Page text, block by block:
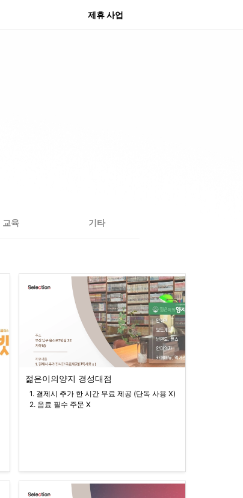
제휴 사업
교육 기타
젊은이의양지 경성대점
  2. 음료 필수 주문 X